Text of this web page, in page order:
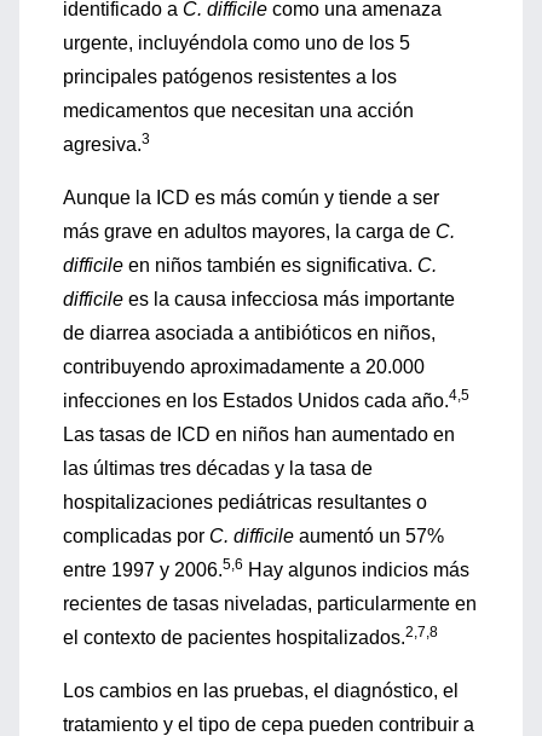
identificado a C. difficile como una amenaza
urgente, incluyéndola como uno de los 5
principales patógenos resistentes a los
medicamentos que necesitan una acción
agresiva.3
Aunque la ICD es más común y tiende a ser
más grave en adultos mayores, la carga de C.
difficile en niños también es significativa. C.
difficile es la causa infecciosa más importante
de diarrea asociada a antibióticos en niños,
contribuyendo aproximadamente a 20.000
infecciones en los Estados Unidos cada año.4,5
Las tasas de ICD en niños han aumentado en
las últimas tres décadas y la tasa de
hospitalizaciones pediátricas resultantes o
complicadas por C. difficile aumentó un 57%
entre 1997 y 2006.5,6 Hay algunos indicios más
recientes de tasas niveladas, particularmente en
el contexto de pacientes hospitalizados.2,7,8
Los cambios en las pruebas, el diagnóstico, el
tratamiento y el tipo de cepa pueden contribuir a